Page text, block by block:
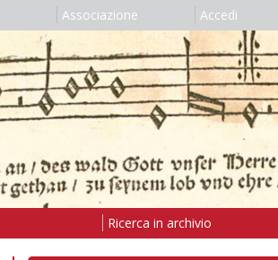
Associazione Accedi
Ricerca in archivio